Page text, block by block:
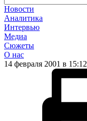
Новости
Аналитика
Интервью
Медиа
Сюжеты
О нас
14 февраля 2001 в 15:12